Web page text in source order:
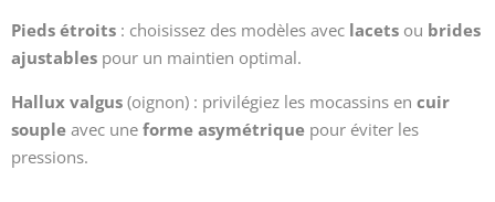
Pieds étroits : choisissez des modèles avec lacets ou brides
ajustables pour un maintien optimal.
Hallux valgus (oignon) : privilégiez les mocassins en cuir
souple avec une forme asymétrique pour éviter les
pressions.